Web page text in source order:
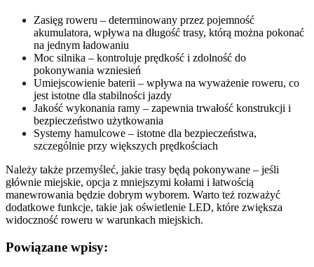
Zasięg roweru – determinowany przez pojemność
akumulatora, wpływa na długość trasy, którą można pokonać
na jednym ładowaniu
Moc silnika – kontroluje prędkość i zdolność do
pokonywania wzniesień
Umiejscowienie baterii – wpływa na wyważenie roweru, co
jest istotne dla stabilności jazdy
Jakość wykonania ramy – zapewnia trwałość konstrukcji i
bezpieczeństwo użytkowania
Systemy hamulcowe – istotne dla bezpieczeństwa,
szczególnie przy większych prędkościach
Należy także przemyśleć, jakie trasy będą pokonywane – jeśli
głównie miejskie, opcja z mniejszymi kołami i łatwością
manewrowania będzie dobrym wyborem. Warto też rozważyć
dodatkowe funkcje, takie jak oświetlenie LED, które zwiększa
widoczność roweru w warunkach miejskich.
Powiązane wpisy: